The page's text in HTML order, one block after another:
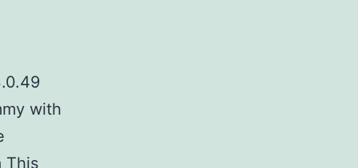
with
This